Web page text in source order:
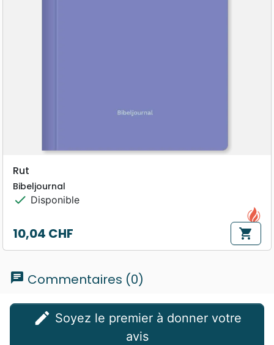
Rut
Bibeljournal
check Disponible
Prix
10,04 CHF shopping_cart
chat Commentaires (0)
edit
avis